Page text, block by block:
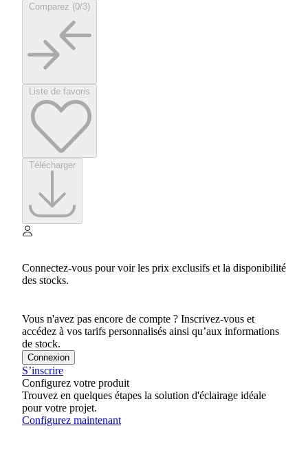
Connectez-vous pour voir les prix exclusifs et la disponibilité
des stocks.
Vous n'avez pas encore de compte ? Inscrivez-vous et
accédez à vos tarifs personnalisés ainsi qu’aux informations
de stock.
Connexion
S’inscrire
Configurez votre produit
Trouvez en quelques étapes la solution d'éclairage idéale
pour votre projet.
Configurez maintenant